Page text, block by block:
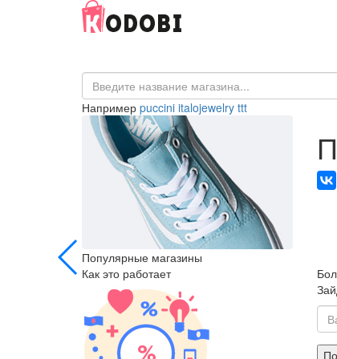
Например puccini italojewelry ttt
Популярные магазины
Как это работает